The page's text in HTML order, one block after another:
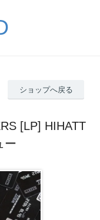
ショップへ戻る
[LP] HIHATT
ー